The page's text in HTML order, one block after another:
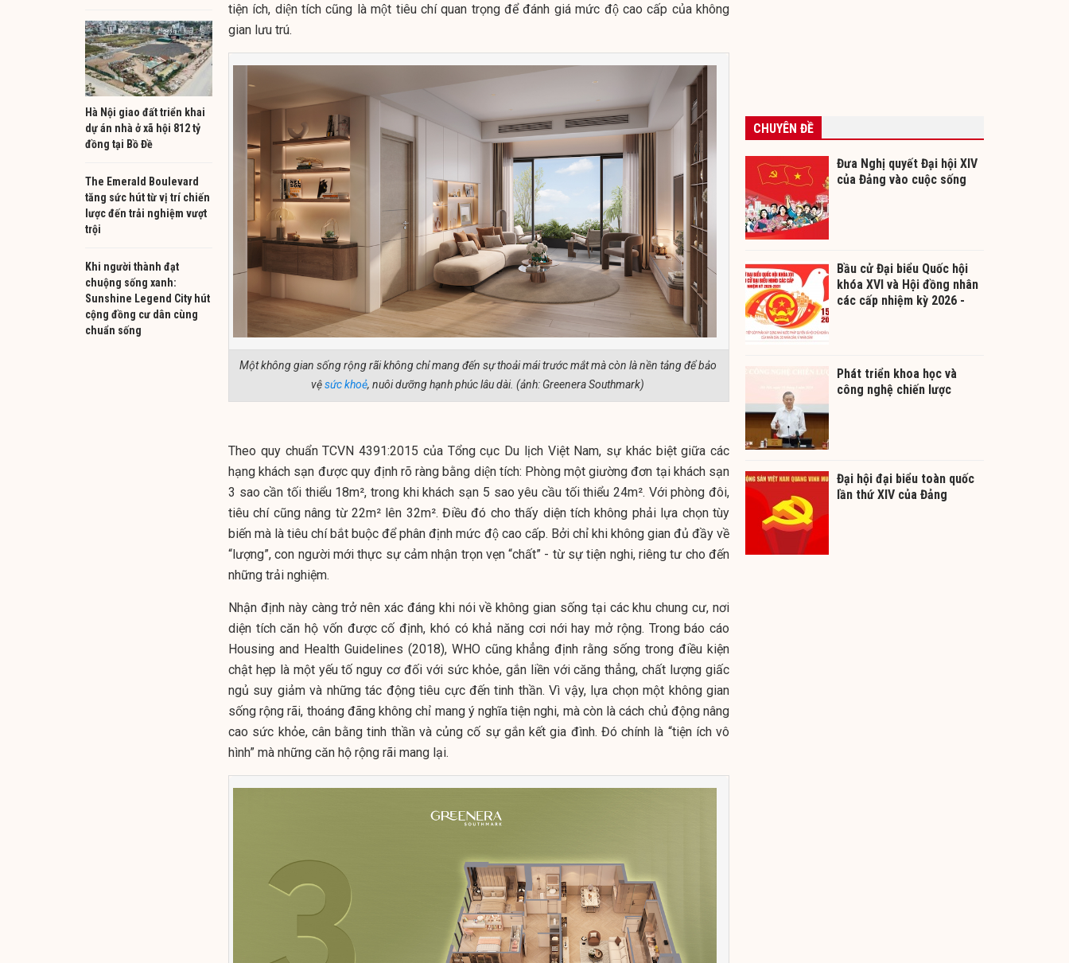
Hà Nội giao đất triển khai
dự án nhà ở xã hội 812 tỷ
đồng tại Bồ Đề
The Emerald Boulevard
tăng sức hút từ vị trí chiến
lược đến trải nghiệm vượt
trội
Khi người thành đạt
chuộng sống xanh:
Sunshine Legend City hút
cộng đồng cư dân cùng
chuẩn sống
tiện ích, diện tích cũng là một tiêu chí quan trọng để đánh giá mức độ cao cấp của không
gian lưu trú.
Một không gian sống rộng rãi không chỉ mang đến sự thoải mái trước mắt mà còn là nền tảng để bảo
vệsức khoẻ, nuôi dưỡng hạnh phúc lâu dài. (ảnh: Greenera Southmark)
Theo quy chuẩn TCVN 4391:2015 của Tổng cục Du lịch Việt Nam, sự khác biệt giữa các
hạng khách sạn được quy định rõ ràng bằng diện tích: Phòng một giường đơn tại khách sạn
3 sao cần tối thiểu 18m², trong khi khách sạn 5 sao yêu cầu tối thiểu 24m². Với phòng đôi,
tiêu chí cũng nâng từ 22m² lên 32m². Điều đó cho thấy diện tích không phải lựa chọn tùy
biến mà là tiêu chí bắt buộc để phân định mức độ cao cấp. Bởi chỉ khi không gian đủ đầy về
“lượng”, con người mới thực sự cảm nhận trọn vẹn “chất” - từ sự tiện nghi, riêng tư cho đến
những trải nghiệm.
Nhận định này càng trở nên xác đáng khi nói về không gian sống tại các khu chung cư, nơi
diện tích căn hộ vốn được cố định, khó có khả năng cơi nới hay mở rộng. Trong báo cáo
Housing and Health Guidelines (2018), WHO cũng khẳng định rằng sống trong điều kiện
chật hẹp là một yếu tố nguy cơ đối với sức khỏe, gắn liền với căng thẳng, chất lượng giấc
ngủ suy giảm và những tác động tiêu cực đến tinh thần. Vì vậy, lựa chọn một không gian
sống rộng rãi, thoáng đãng không chỉ mang ý nghĩa tiện nghi, mà còn là cách chủ động nâng
cao sức khỏe, cân bằng tinh thần và củng cố sự gắn kết gia đình. Đó chính là “tiện ích vô
hình” mà những căn hộ rộng rãi mang lại.
CHUYÊN ĐỀ
Đưa Nghị quyết Đại hội XIV
của Đảng vào cuộc sống
Bầu cử Đại biểu Quốc hội
khóa XVI và Hội đồng nhân
các cấp nhiệm kỳ 2026 -
Phát triển khoa học và
công nghệ chiến lược
Đại hội đại biểu toàn quốc
lần thứ XIV của Đảng